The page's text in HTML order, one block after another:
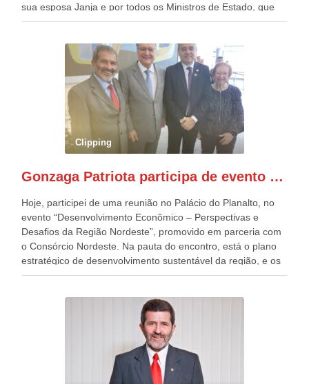
sua esposa Janja e por todos os Ministros de Estado, que
estavam presentes, nos Desfiles da Independência da
outros desfiles, na Esplanada dos Ministérios, disse ter sido
o deste ano, o maior e o mais organizado de todos. “Há
quatro décadas, como Patriota até no nome, participo
anualmente dos desfiles de Sete de Setembro, na
Esplanada dos Ministérios, em Brasília. Este ano, o governo
preparou espaços com cadeiras e coberturas, para 30.000
pessoas, só que o número de Patriotas Brasileiros
Independentes, dobrou na Esplanada. Eu, Lula e os
Patriota.
Clipping
Gonzaga Patriota participa de evento em prol do desenvolvimento do Nordeste
Hoje, participei de uma reunião no Palácio do Planalto, no
evento “Desenvolvimento Econômico – Perspectivas e
Desafios da Região Nordeste”, promovido em parceria com
o Consórcio Nordeste. Na pauta do encontro, está o plano
estratégico de desenvolvimento sustentável da região, e os
desafios para a elaboração de políticas públicas, que
evento contou com a presença do Vice-presidente Geraldo
Alckmin, que também ocupa o Ministério do
Desenvolvimento, Indústria, Comércio e Serviços, o ex
governador de Pernambuco, agora Presidente do Banco do
Nordeste, Paulo Câmara, o ex Deputado Federal, e
atualmente Superintendente da SUDENE, Danilo Cabral, da